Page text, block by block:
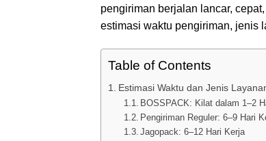
pengiriman berjalan lancar,
estimasi waktu pengiriman, jenis
Table of Contents
Estimasi Waktu dan Jenis
BOSSPACK: Kilat dalam 1–2
Pengiriman Reguler: 6–9 Hari
Jagopack: 6–12 Hari Kerja